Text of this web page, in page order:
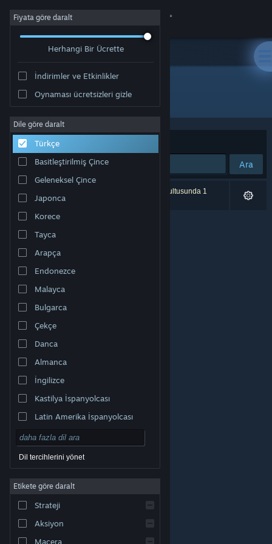
Giriş yap
Hakkında
Destek
Dili değiştir
Steam mobil uygulamasını yükle
Masaüstü internet sitesini görüntüle
markalar, ABD ve diğer ülkelerde ilgili sahiplerinin
Erişilebilirlik |
Çerezler
Fiyata göre daralt
Herhangi Bir Ücrette
İndirimler ve Etkinlikler
Oynaması ücretsizleri gizle
Dile göre daralt
Türkçe
Basitleştirilmiş Çince
Geleneksel Çince
Japonca
Korece
Tayca
Arapça
Endonezce
Malayca
Bulgarca
Çekçe
Danca
Almanca
İngilizce
Kastilya İspanyolcası
Latin Amerika İspanyolcası
Dil tercihlerini yönet
Etikete göre daralt
Strateji
Aksiyon
Macera
Yayıncı: Atreyu Games Pty. Ltd.
Sırala Uygunluk
Ara
0 sonuç aramanızla eşleşiyor. Tercihleriniz doğrultusunda 1
ürün dâhil edilmedi.